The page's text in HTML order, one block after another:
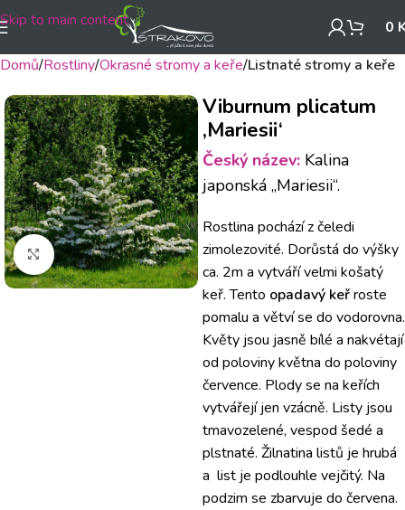
Skip to main content 0
Domů Rostliny Okrasné stromy a keře Listnaté stromy a keře
Klikněte pro zvětšení
Viburnum plicatum
‚Mariesii‘
Český název: Kalina
japonská „Mariesii“.
Rostlina pochází z čeledi
zimolezovité. Dorůstá do výšky
ca. 2m a vytváří velmi košatý
keř. Tento opadavý keřroste
pomalu a větví se do vodorovna.
Květy jsou jasně bílé a nakvétají
od poloviny května do poloviny
července. Plody se na keřích
vytvářejí jen vzácně. Listy jsou
tmavozelené, vespod šedé a
plstnaté. Žilnatina listů je hrubá
a list je podlouhle vejčitý. Na
podzim se zbarvuje do červena.